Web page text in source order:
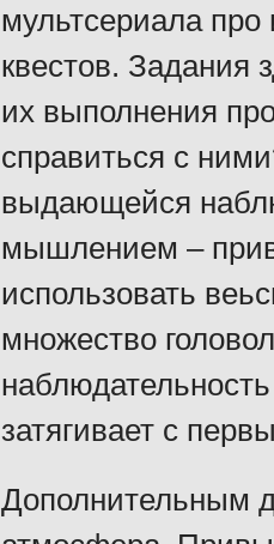
мультсериала
квестов. Задания
их выполнения
справиться с
выдающейся
мышлением –
использовать
множество
затягивает с
Дополнительным